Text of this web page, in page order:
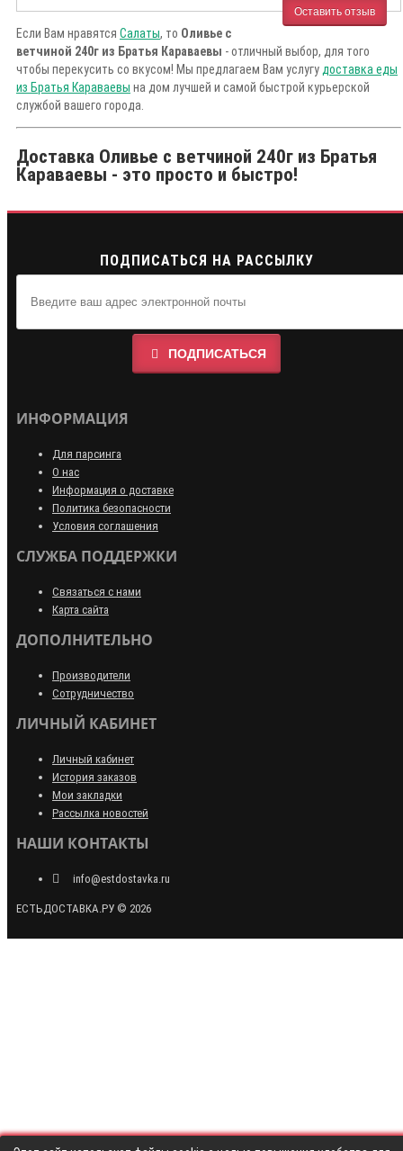
Оставить отзыв
Если Вам нравятся Салаты, то Оливье с
ветчиной 240г из Братья Караваевы - отличный выбор, для того
чтобы перекусить со вкусом! Мы предлагаем Вам услугу доставка еды
из Братья Караваевы на дом лучшей и самой быстрой курьерской
службой вашего города.
Доставка Оливье с ветчиной 240г из Братья
Караваевы - это просто и быстро!
ПОДПИСАТЬСЯ НА РАССЫЛКУ
ПОДПИСАТЬСЯ
ИНФОРМАЦИЯ
Для парсинга
О нас
Информация о доставке
Политика безопасности
Условия соглашения
СЛУЖБА ПОДДЕРЖКИ
Связаться с нами
Карта сайта
ДОПОЛНИТЕЛЬНО
Производители
Сотрудничество
ЛИЧНЫЙ КАБИНЕТ
Личный кабинет
История заказов
Мои закладки
Рассылка новостей
НАШИ КОНТАКТЫ
info@estdostavka.ru
ЕСТЬДОСТАВКА.РУ © 2026